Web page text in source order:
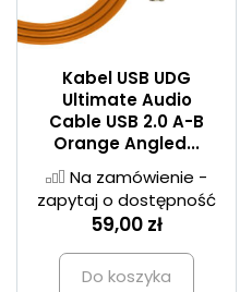
Kabel USB UDG
Ultimate Audio
Cable USB 2.0 A-B
Orange Angled...
Na zamówienie -
zapytaj o dostępność
59,00 zł
Do koszyka